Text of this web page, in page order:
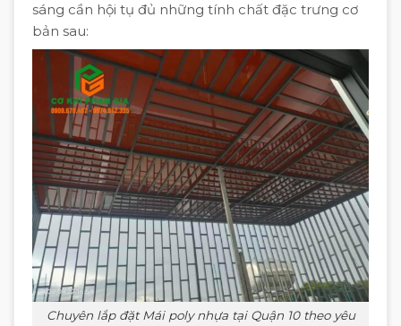
sáng cần hội tụ đủ những tính chất đặc trưng cơ
bản sau:
Chuyên lắp đặt Mái poly nhựa tại Quận 10 theo yêu